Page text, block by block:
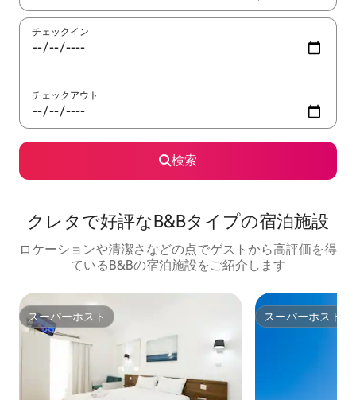
チェックイン
チェックアウト
検索
クレタで好評なB&Bタイプの宿泊施設
ロケーションや清潔さなどの点でゲストから高評価を得
ているB&Bの宿泊施設をご紹介します
スーパーホスト
スーパーホスト スーパーホスト
スーパーホスト